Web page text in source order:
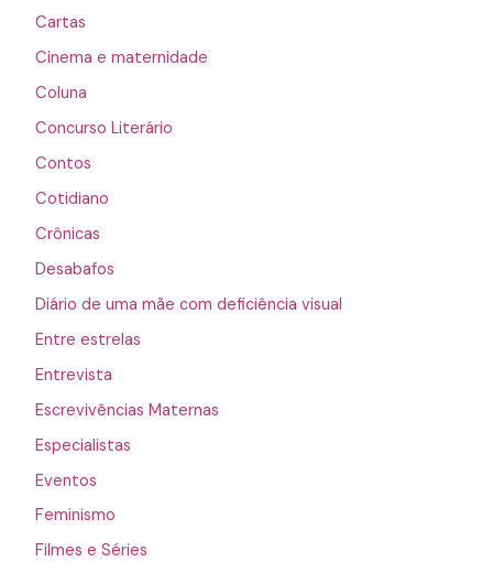
Cartas
Cinema e maternidade
Coluna
Concurso Literário
Contos
Cotidiano
Crônicas
Desabafos
Diário de uma mãe com deficiência visual
Entre estrelas
Entrevista
Escrevivências Maternas
Especialistas
Eventos
Feminismo
Filmes e Séries